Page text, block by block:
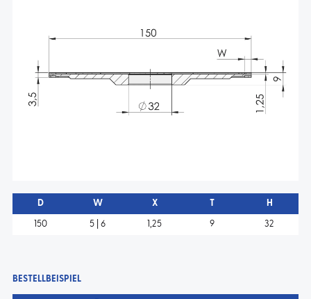
D W X T H
150 5 | 6 1,25 9 32
BESTELLBEISPIEL